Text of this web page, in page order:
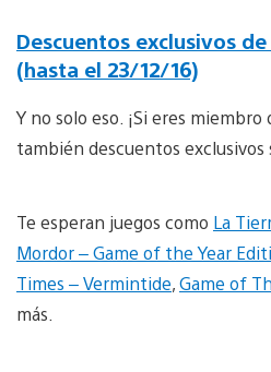
Descuentos exclusivos
(hasta el 23/12/16)
Y no solo eso. ¡Si eres
también descuentos exclusivos
Te esperan juegos como La
Mordor – Game of the Year
Times – Vermintide,Game of
más.